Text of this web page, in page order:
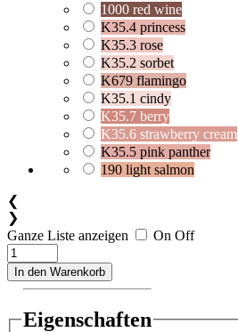
1000 red wine
K35.4 princess
K35.3 rose
K35.2 sorbet
K679 flamingo
K35.1 cindy
K35.7 berry
K35.6 strawberry cream
K35.5 pink panther
190 light salmon
❮
❯
Ganze Liste anzeigen
On Off
In den Warenkorb
Eigenschaften